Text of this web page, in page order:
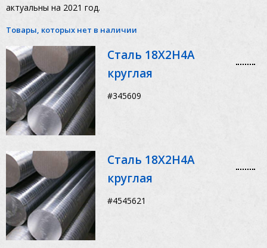
актуальны на 2021 год.
Товары, которых нет в наличии
Сталь 18Х2Н4А
круглая
#345609
Сталь 18Х2Н4А
круглая
#4545621